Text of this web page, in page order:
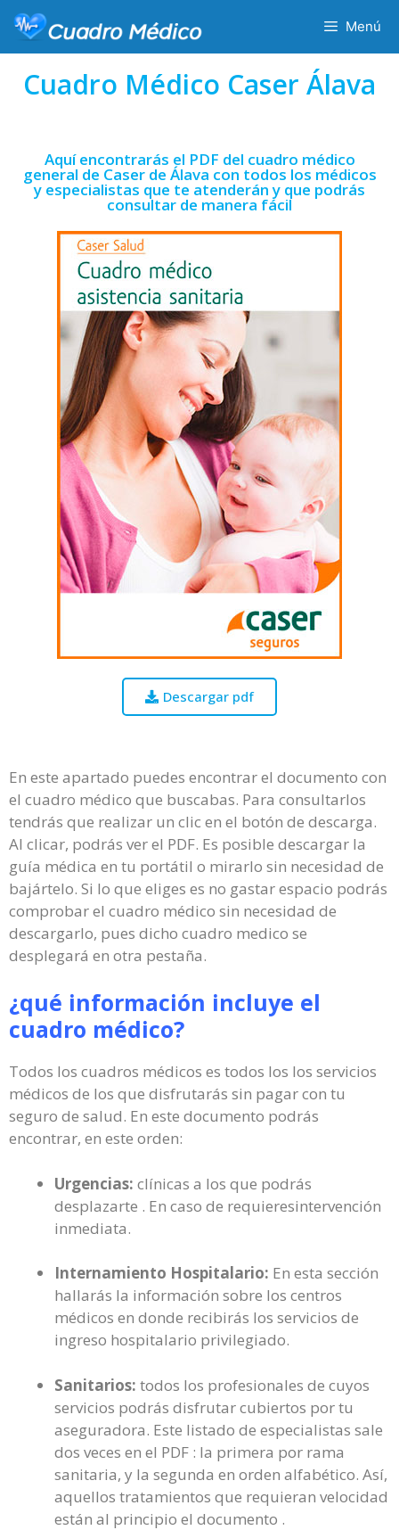
Menú
Cuadro Médico Caser Álava
Aquí encontrarás el PDF del cuadro médico
general de Caser de Álava con todos los médicos
y especialistas que te atenderán y que podrás
consultar de manera fácil
Descargar pdf
En este apartado puedes encontrar el documento con
el cuadro médico que buscabas. Para consultarlos
tendrás que realizar un clic en el botón de descarga.
Al clicar, podrás ver el PDF. Es posible descargar la
guía médica en tu portátil o mirarlo sin necesidad de
bajártelo. Si lo que eliges es no gastar espacio podrás
comprobar el cuadro médico sin necesidad de
descargarlo, pues dicho cuadro medico se
desplegará en otra pestaña.
¿qué información incluye el
cuadro médico?
Todos los cuadros médicos es todos los los servicios
médicos de los que disfrutarás sin pagar con tu
seguro de salud. En este documento podrás
encontrar, en este orden:
Urgencias: clínicas a los que podrás
desplazarte . En caso de requieresintervención
inmediata.
Internamiento Hospitalario: En esta sección
hallarás la información sobre los centros
médicos en donde recibirás los servicios de
ingreso hospitalario privilegiado.
Sanitarios: todos los profesionales de cuyos
servicios podrás disfrutar cubiertos por tu
aseguradora. Este listado de especialistas sale
dos veces en el PDF : la primera por rama
sanitaria, y la segunda en orden alfabético. Así,
aquellos tratamientos que requieran velocidad
están al principio el documento .